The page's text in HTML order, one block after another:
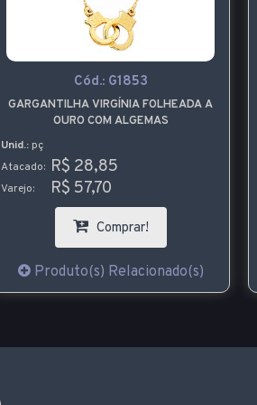
Cód.: G1853
GARGANTILHA VIRGÍNIA FOLHEADA A
OURO COM ALGEMAS
Unid.: pç
Atacado: R$ 28,85
Varejo: R$ 57,70
Comprar!
Produto(s) Relacionado(s)